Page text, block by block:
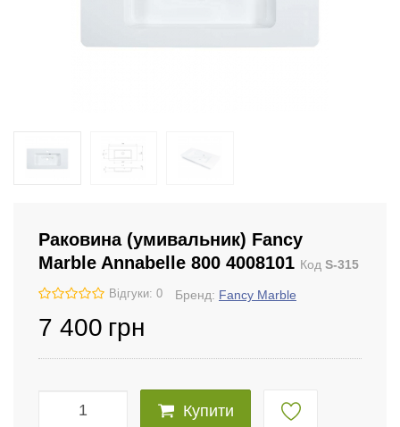
Раковина (умивальник) Fancy
Marble Annabelle 800 4008101 Код S-315
Відгуки: 0 Бренд: Fancy Marble
7 400 грн
Купити